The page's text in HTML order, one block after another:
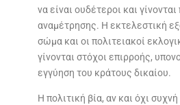
να είναι ουδέτεροι και
αναμέτρησης. Η εκτελεστική
σώμα και οι πολιτειακοί
γίνονται στόχοι επιρροής,
εγγύηση του κράτους δικαίου.
Η πολιτική βία, αν και όχι